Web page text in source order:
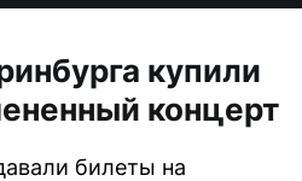
купили
концерт
билеты на